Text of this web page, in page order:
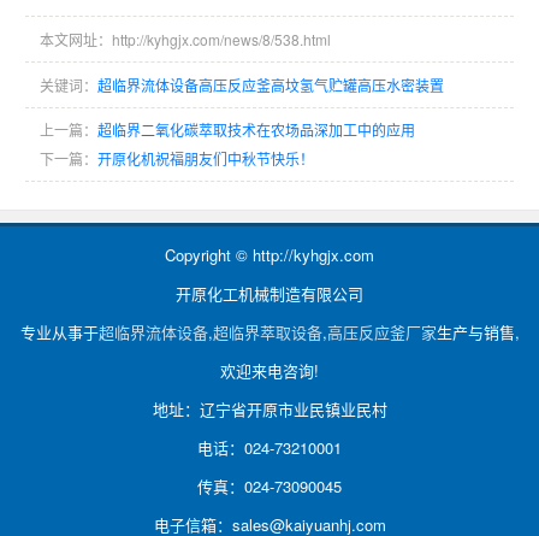
本文网址：http://kyhgjx.com/news/8/538.html
关键词： 超临界流体设备高压反应釜高坟氢气贮罐高压水密装置
上一篇： 超临界二氧化碳萃取技术在农场品深加工中的应用
下一篇： 开原化机祝福朋友们中秋节快乐！
Copyright © http://kyhgjx.com
开原化工机械制造有限公司
专业从事于超临界流体设备,超临界萃取设备,高压反应釜厂家生产与销售,
欢迎来电咨询!
地址：辽宁省开原市业民镇业民村
电话：024-73210001
传真：024-73090045
电子信箱：sales@kaiyuanhj.com